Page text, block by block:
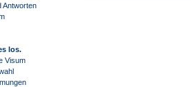
Antworten
los.
Visum